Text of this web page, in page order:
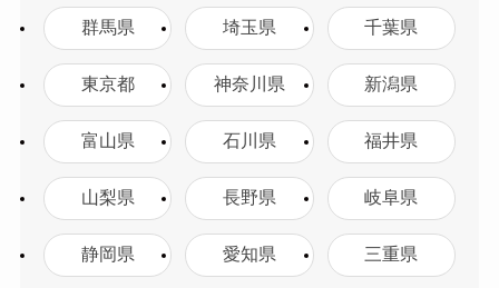
群馬県 埼玉県 千葉県
東京都 神奈川県 新潟県
富山県 石川県 福井県
山梨県 長野県 岐阜県
静岡県 愛知県 三重県